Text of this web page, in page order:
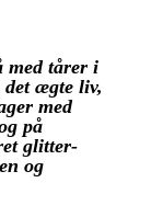
med tårer i
ægte liv,
med
på
glitter-
og